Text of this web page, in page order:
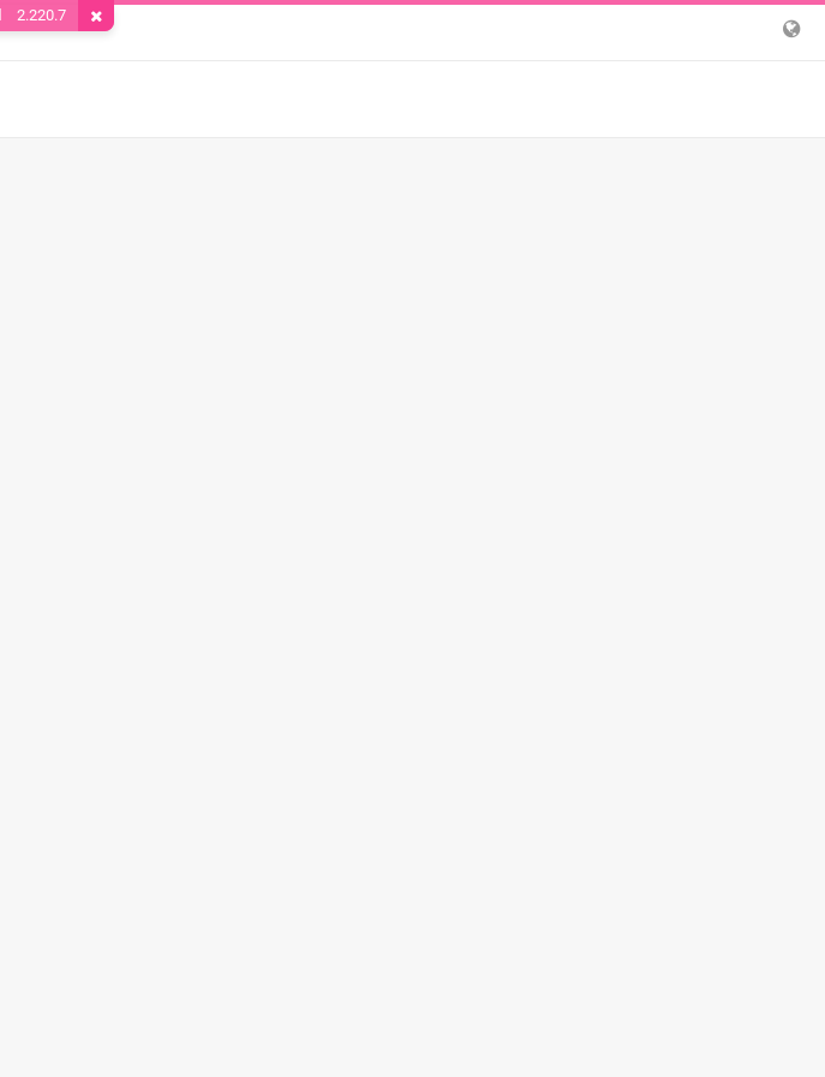
2.220.7 Rimuovere il cookie